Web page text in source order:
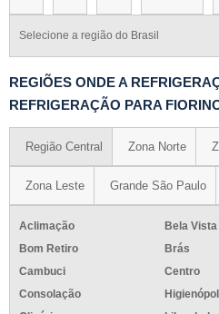
Selecione a região do Brasil
REGIÕES ONDE A
REFRIGERAÇÃO PARA
Região Central Zona Norte
Zona Leste Grande São Paulo
Aclimação
Bela Vista
Bom Retiro
Brás
Cambuci
Centro
Consolação